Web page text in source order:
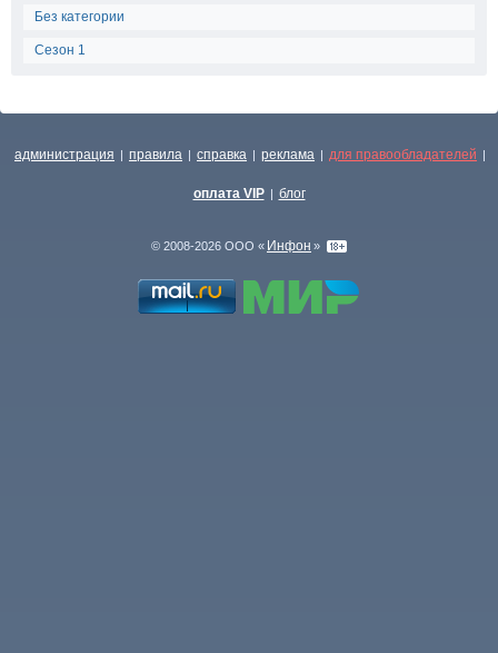
Без категории
Сезон 1
администрация | правила | справка | реклама | для правообладателей |
оплата VIP | блог
© 2008-2026 ООО « Инфон »